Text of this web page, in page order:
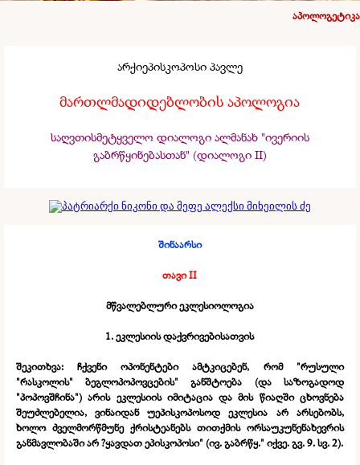
აპოლოგეტიკა
არქიეპისკოპოსი პავლე
მართლმადიდებლობის აპოლოგია
საღვთისმეტყველო დიალოგი ალმანახ "ივერიის
გაბრწყინებასთან" (დიალოგი II)
შინაარსი
თავიII
მწვალებლური ეკლესიოლოგია
1. ეკლესიის დაქვრივებისათვის
შეკითხვა: ჩქვენი ოპონენტები ამტკიცებენ, რომ "რუსული
"რასკოლის" ბეგლოპოპოვცების" განშტოება (და საზოგადოდ
"პოპოვშჩინა") არის ეკლესიის იმიტაცია და მის წიაღში ცხოვნება
შეუძლებელია, ვინაიდან უეპისკოპოსოდ ეკლესია არ არსებობს,
ხოლო ძველმორწმუნე ქრისტეანებს თითქმის ორსაუკუნენახევრის
განმავლობაში არ ?ყავდათ ეპისკოპოსი" (ივ. გაბრწყ." იქვე. გვ. 9. სვ. 2).